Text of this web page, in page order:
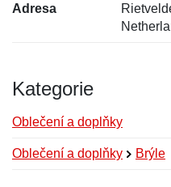
Adresa
Kategorie
Oblečení a doplňky
Oblečení a doplňky Brýle